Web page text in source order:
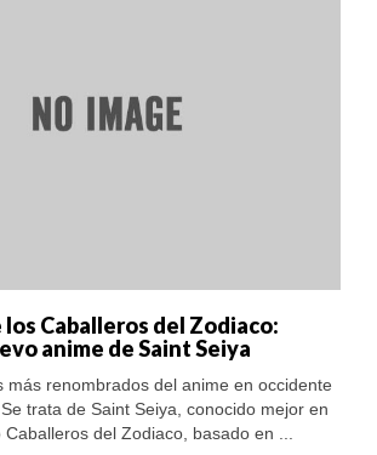
Caballeros del Zodiaco:
anime de Saint Seiya
más renombrados del anime en occidente
trata de Saint Seiya, conocido mejor en
del Zodiaco, basado en ...